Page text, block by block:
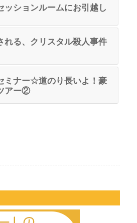
ッションルームにお引越し
れる、クリスタル殺人事件
ミナー☆道のり長いよ！豪
アー②